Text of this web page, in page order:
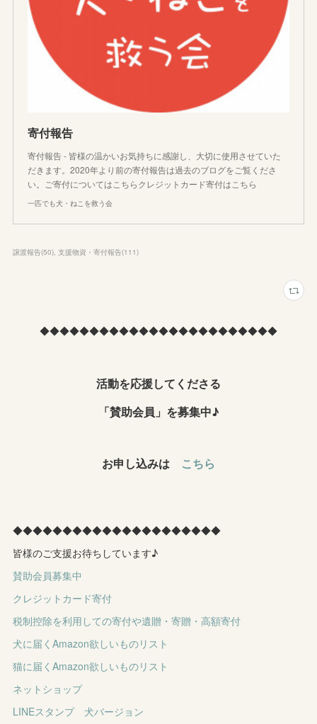
寄付報告
寄付報告 - 皆様の温かいお気持ちに感謝し、大切に使用させていた
だきます。2020年より前の寄付報告は過去のブログをご覧くださ
い。ご寄付についてはこちらクレジットカード寄付はこちら
一匹でも犬・ねこを救う会
譲渡報告(50) 支援物資・寄付報告(111)
◆◆◆◆◆◆◆◆◆◆◆◆◆◆◆◆◆◆◆◆◆◆◆◆
活動を応援してくださる
「賛助会員」を募集中♪
お申し込みは こちら
◆◆◆◆◆◆◆◆◆◆◆◆◆◆◆◆◆◆◆◆◆
皆様のご支援お待ちしています♪
賛助会員募集中
クレジットカード寄付
税制控除を利用しての寄付や遺贈・寄贈・高額寄付
犬に届くAmazon欲しいものリスト
猫に届くAmazon欲しいものリスト
ネットショップ
LINEスタンプ 犬バージョン